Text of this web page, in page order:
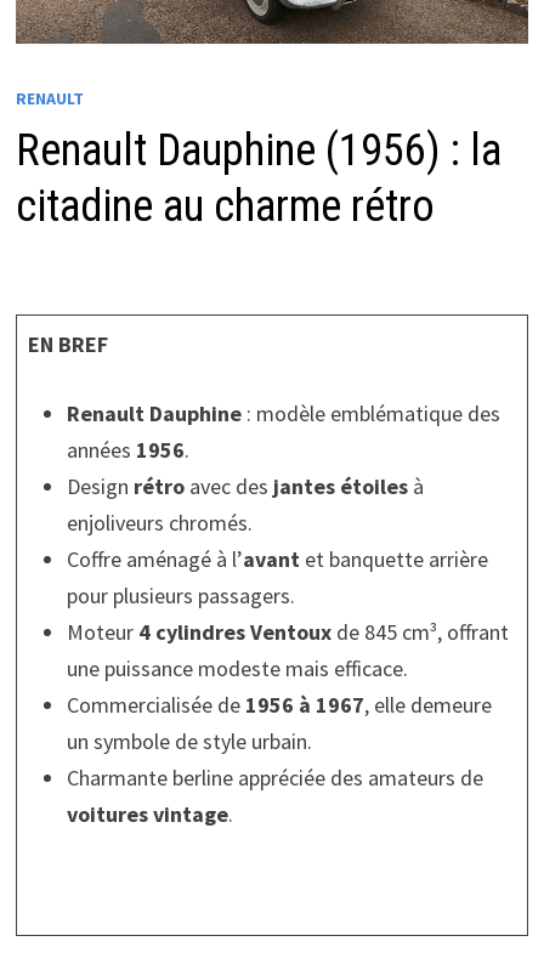
RENAULT
Renault Dauphine (1956) : la
citadine au charme rétro
EN BREF
Renault Dauphine: modèle emblématique des
années 1956.
Design rétroavec des jantes étoilesà
enjoliveurs chromés.
Coffre aménagé à l’avantet banquette arrière
pour plusieurs passagers.
Moteur 4 cylindres Ventouxde 845 cm³, offrant
une puissance modeste mais efficace.
Commercialisée de 1956 à 1967, elle demeure
un symbole de style urbain.
Charmante berline appréciée des amateurs de
voitures vintage.